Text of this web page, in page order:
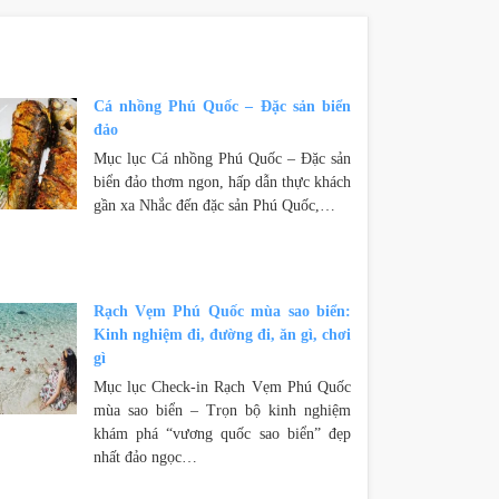
Cá nhồng Phú Quốc – Đặc sản biển
đảo
Mục lục Cá nhồng Phú Quốc – Đặc sản
biển đảo thơm ngon, hấp dẫn thực khách
gần xa Nhắc đến đặc sản Phú Quốc,…
Rạch Vẹm Phú Quốc mùa sao biển:
Kinh nghiệm đi, đường đi, ăn gì, chơi
gì
Mục lục Check-in Rạch Vẹm Phú Quốc
mùa sao biển – Trọn bộ kinh nghiệm
khám phá “vương quốc sao biển” đẹp
nhất đảo ngọc…